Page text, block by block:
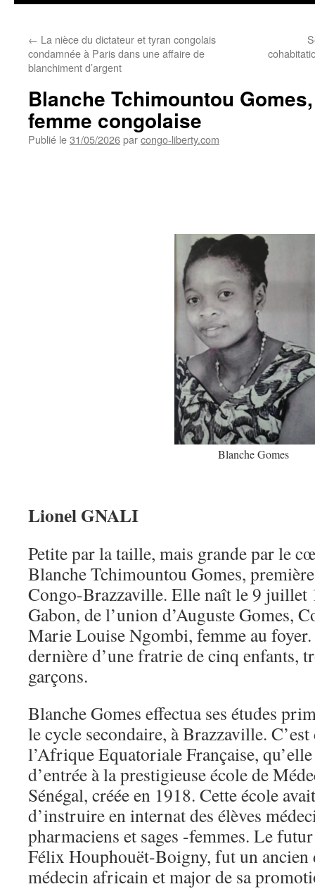
← La nièce du dictateur et tyran congolais
condamnée à Paris dans une affaire de
blanchiment d’argent
Blanche Tchimountou
femme congolaise
Publié le31/05/2026parcongo-liberty.com
Blanche Gomes
Lionel GNALI
Petite par la taille, mais grande par le
Blanche Tchimountou Gomes,
Congo-Brazzaville. Elle naît le 9 juillet
Gabon, de l’union d’Auguste Gomes,
Marie Louise Ngombi, femme au foyer.
dernière d’une fratrie de cinq enfants,
garçons.
Blanche Gomes effectua ses études
le cycle secondaire, à Brazzaville.
l’Afrique Equatoriale Française,
d’entrée à la prestigieuse école de
Sénégal, créée en 1918. Cette école
d’instruire en internat des élèves
pharmaciens et sages -femmes. Le
Félix Houphouët-Boigny, fut un ancien
médecin africain et major de sa